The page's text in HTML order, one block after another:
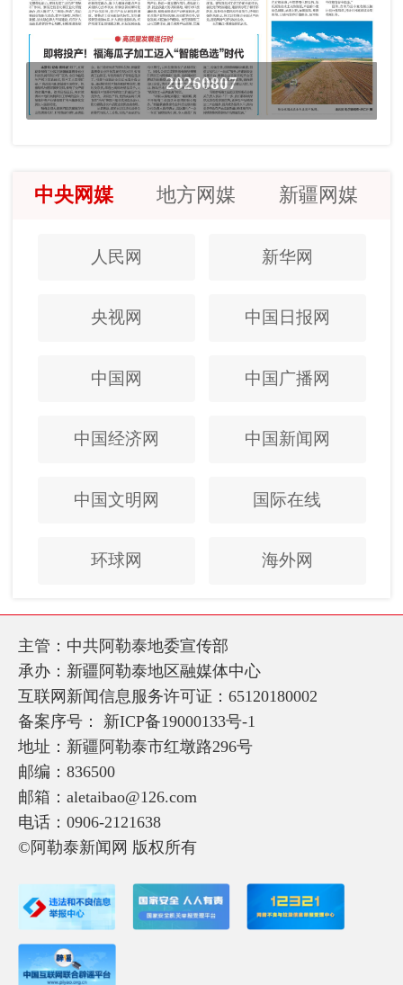
20260807
中央网媒 地方网媒 新疆网媒
人民网 新华网
央视网 中国日报网
中国网 中国广播网
中国经济网 中国新闻网
中国文明网 国际在线
环球网 海外网
主管：中共阿勒泰地委宣传部
承办：新疆阿勒泰地区融媒体中心
互联网新闻信息服务许可证：65120180002
备案序号： 新ICP备19000133号-1
地址：新疆阿勒泰市红墩路296号
邮编：836500
邮箱：aletaibao@126.com
电话：0906-2121638
©阿勒泰新闻网 版权所有